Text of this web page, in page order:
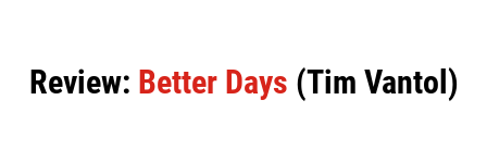
Review: Better Days (Tim Vantol)